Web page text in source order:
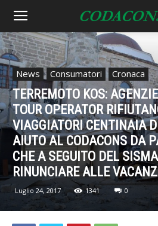
News Consumatori Cronaca
TERREMOTO KOS:
TOUR OPERATOR
VIAGGIATORI CENTINAIA
AIUTO AL CODACONS DA
CHE A SEGUITO DEL
RINUNCIARE ALLE
Luglio 24, 2017 1341 0